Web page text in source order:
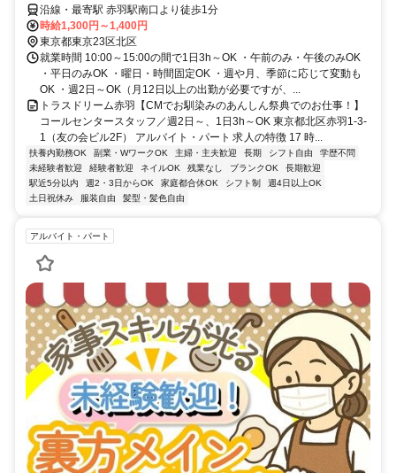
ん◎ご自身の都合で決められる柔軟シフトが魅力◎30代／40代／50代／
60代など幅広く活躍中！
沿線・最寄駅 赤羽駅南口より徒歩1分
時給1,300円～1,400円
東京都東京23区北区
就業時間 10:00～15:00の間で1日3h～OK ・午前のみ・午後のみOK
・平日のみOK ・曜日・時間固定OK ・週や月、季節に応じて変動も
OK ・週2日～OK（月12日以上の出勤が必要ですが、...
トラスドリーム赤羽【CMでお馴染みのあんしん祭典でのお仕事！】
コールセンタースタッフ／週2日～、1日3h～OK 東京都北区赤羽1-3-
1（友の会ビル2F） アルバイト・パート 求人の特徴 17 時...
扶養内勤務OK 副業・WワークOK 主婦・主夫歓迎 長期 シフト自由
学歴不問
未経験者歓迎
経験者歓迎 ネイルOK 残業なし ブランクOK
長期歓迎
駅近5分以内
週2・3日からOK 家庭都合休OK シフト制
週4日以上OK
土日祝休み
服装自由 髪型・髪色自由
アルバイト・パート